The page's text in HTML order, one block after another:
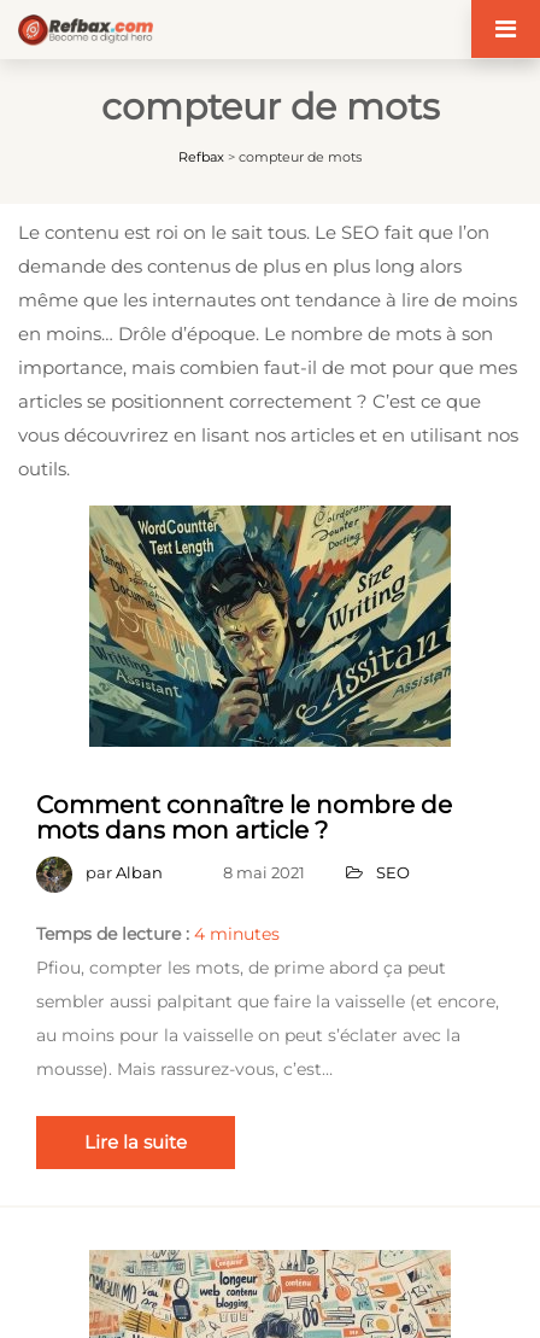
compteur de mots
Refbax > compteur de mots
Le contenu est roi on le sait tous. Le SEO fait que l’on
demande des contenus de plus en plus long alors
même que les internautes ont tendance à lire de moins
en moins… Drôle d’époque. Le nombre de mots à son
importance, mais combien faut-il de mot pour que mes
articles se positionnent correctement ? C’est ce que
vous découvrirez en lisant nos articles et en utilisant nos
outils.
Comment connaître le nombre de
mots dans mon article ?
parAlban 8 mai 2021 SEO
Temps de lecture : 4 minutes
Pfiou, compter les mots, de prime abord ça peut
sembler aussi palpitant que faire la vaisselle (et encore,
au moins pour la vaisselle on peut s’éclater avec la
mousse). Mais rassurez-vous, c’est…
Lire la suite
Panneau de gestion des cookies